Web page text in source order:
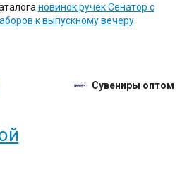
новинок ручек Сенатор с
к выпускному вечеру.
Сувениры оптом